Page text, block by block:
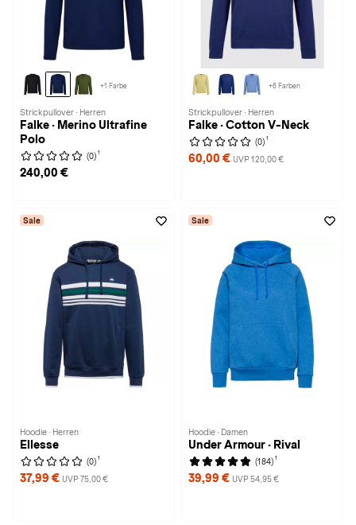
+1 Farbe
Strickpullover · Herren
Falke · Merino Ultrafine
Polo
(0) 1
240,00 €
+6 Farben
Strickpullover · Herren
Falke · Cotton V-Neck
(0) 1
60,00 € UVP 120,00 €
Sale
Hoodie · Herren
Ellesse
(0) 1
37,99 € UVP 75,00 €
Sale
Hoodie · Damen
Under Armour · Rival
(184) 1
39,99 € UVP 54,95 €